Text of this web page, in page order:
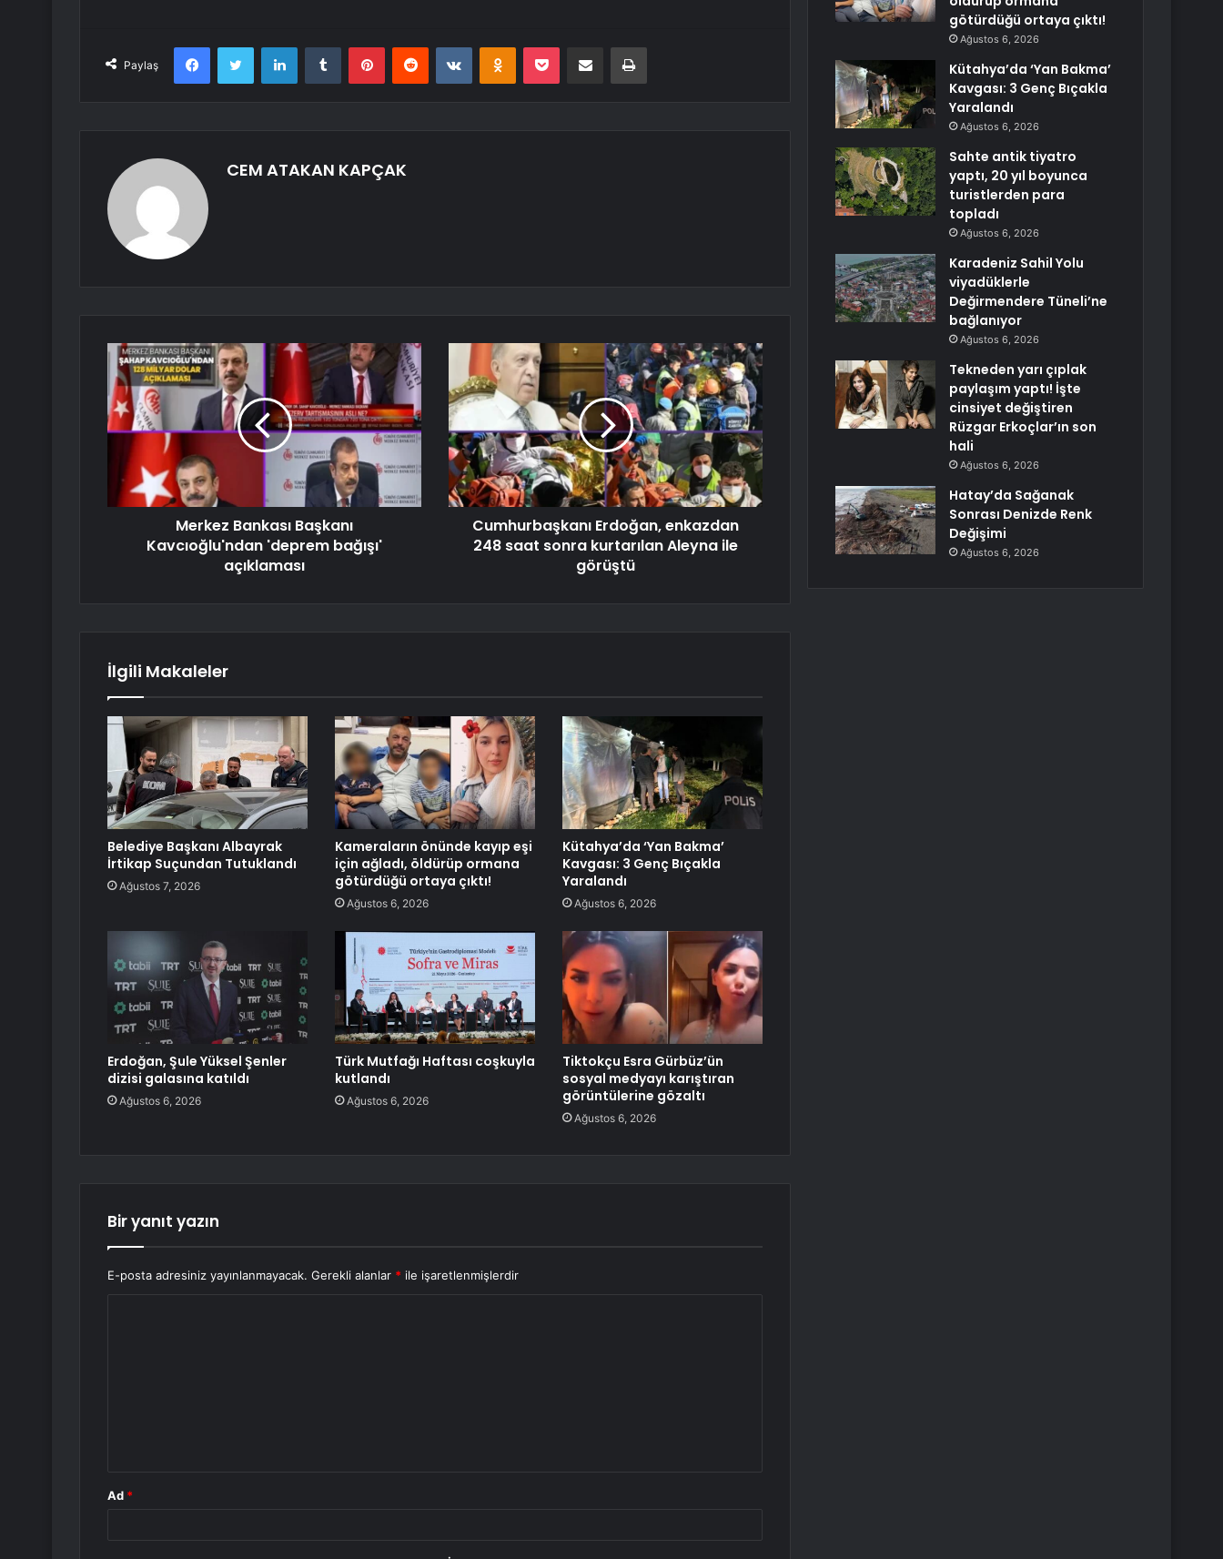
Paylaş
FacebookTwitter LinkedInTumblr PinterestReddit VKontakteOdnoklassniki
Pocket E-Posta ile paylaş Yazdır
CEM ATAKAN KAPÇAK
Merkez Bankası Başkanı
Kavcıoğlu'ndan 'deprem bağışı'
açıklaması
Cumhurbaşkanı Erdoğan, enkazdan
248 saat sonra kurtarılan Aleyna ile
görüştü
İlgili Makaleler
Belediye Başkanı Albayrak
İrtikap Suçundan Tutuklandı
Ağustos 7, 2026
Kameraların önünde kayıp eşi
için ağladı, öldürüp ormana
götürdüğü ortaya çıktı!
Ağustos 6, 2026
Kütahya’da ‘Yan Bakma’
Kavgası: 3 Genç Bıçakla
Yaralandı
Ağustos 6, 2026
Erdoğan, Şule Yüksel Şenler
dizisi galasına katıldı
Ağustos 6, 2026
Türk Mutfağı Haftası coşkuyla
kutlandı
Ağustos 6, 2026
Tiktokçu Esra Gürbüz’ün
sosyal medyayı karıştıran
görüntülerine gözaltı
Ağustos 6, 2026
Bir yanıt yazın
E-posta adresiniz yayınlanmayacak. Gerekli alanlar * ile işaretlenmişlerdir
Ad *
götürdüğü ortaya çıktı!
Ağustos 6, 2026
Kütahya’da ‘Yan Bakma’
Kavgası: 3 Genç Bıçakla
Yaralandı
Ağustos 6, 2026
Sahte antik tiyatro
yaptı, 20 yıl boyunca
turistlerden para
topladı
Ağustos 6, 2026
Karadeniz Sahil Yolu
viyadüklerle
Değirmendere Tüneli’ne
bağlanıyor
Ağustos 6, 2026
Tekneden yarı çıplak
paylaşım yaptı! İşte
cinsiyet değiştiren
Rüzgar Erkoçlar’ın son
hali
Ağustos 6, 2026
Hatay’da Sağanak
Sonrası Denizde Renk
Değişimi
Ağustos 6, 2026